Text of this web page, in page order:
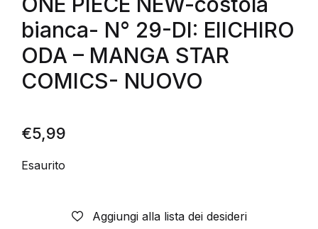
bianca- N° 29-DI: EIICHIRO
ODA – MANGA STAR
COMICS- NUOVO
€5,99
Esaurito
Aggiungi alla lista dei desideri